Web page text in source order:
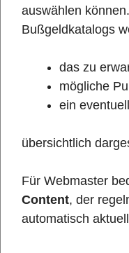
auswählen
Bußgeldkatalogs
das zu
mögliche
ein
übersichtlich
Für Webmaster
Content, der
automatisch